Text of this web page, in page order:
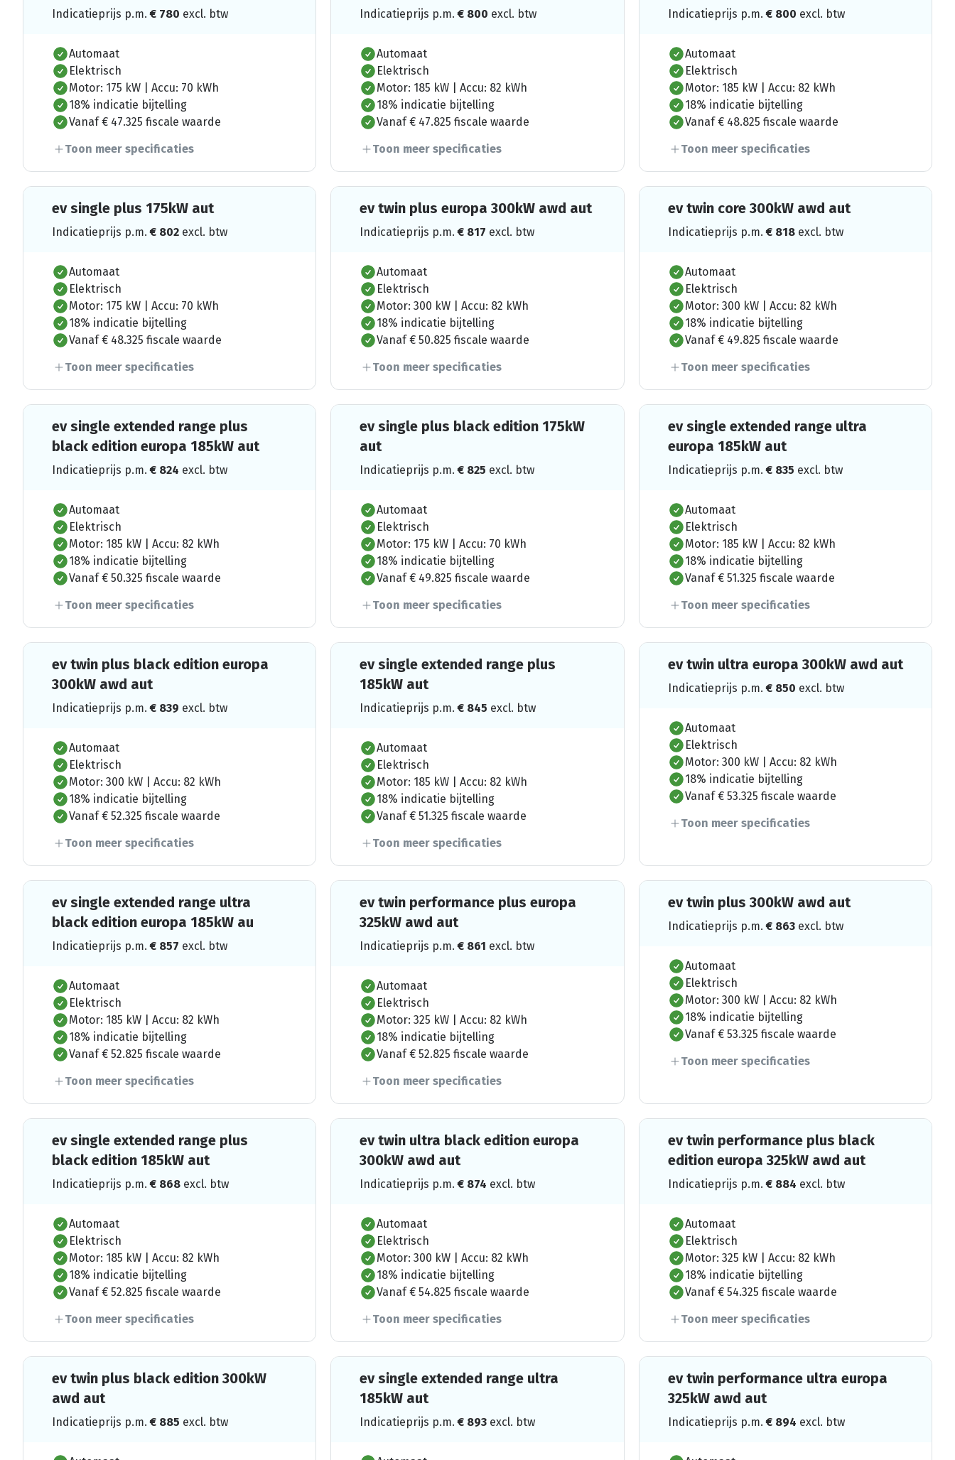
Indicatieprijs p.m.€ 780 excl. btw
Automaat
Elektrisch
Motor: 175 kW | Accu: 70 kWh
18% indicatie bijtelling
Vanaf € 47.325 fiscale waarde
Toon meer specificaties
Indicatieprijs p.m.€ 800 excl. btw
Automaat
Elektrisch
Motor: 185 kW | Accu: 82 kWh
18% indicatie bijtelling
Vanaf € 47.825 fiscale waarde
Toon meer specificaties
Indicatieprijs p.m.€ 800 excl. btw
Automaat
Elektrisch
Motor: 185 kW | Accu: 82 kWh
18% indicatie bijtelling
Vanaf € 48.825 fiscale waarde
Toon meer specificaties
ev single plus 175kW aut
Indicatieprijs p.m.€ 802 excl. btw
Automaat
Elektrisch
Motor: 175 kW | Accu: 70 kWh
18% indicatie bijtelling
Vanaf € 48.325 fiscale waarde
Toon meer specificaties
ev twin plus europa 300kW awd aut
Indicatieprijs p.m.€ 817 excl. btw
Automaat
Elektrisch
Motor: 300 kW | Accu: 82 kWh
18% indicatie bijtelling
Vanaf € 50.825 fiscale waarde
Toon meer specificaties
ev twin core 300kW awd aut
Indicatieprijs p.m.€ 818 excl. btw
Automaat
Elektrisch
Motor: 300 kW | Accu: 82 kWh
18% indicatie bijtelling
Vanaf € 49.825 fiscale waarde
Toon meer specificaties
ev single extended range plus
black edition europa 185kW aut
Indicatieprijs p.m.€ 824 excl. btw
Automaat
Elektrisch
Motor: 185 kW | Accu: 82 kWh
18% indicatie bijtelling
Vanaf € 50.325 fiscale waarde
Toon meer specificaties
ev single plus black edition 175kW
aut
Indicatieprijs p.m.€ 825 excl. btw
Automaat
Elektrisch
Motor: 175 kW | Accu: 70 kWh
18% indicatie bijtelling
Vanaf € 49.825 fiscale waarde
Toon meer specificaties
ev single extended range ultra
europa 185kW aut
Indicatieprijs p.m.€ 835 excl. btw
Automaat
Elektrisch
Motor: 185 kW | Accu: 82 kWh
18% indicatie bijtelling
Vanaf € 51.325 fiscale waarde
Toon meer specificaties
ev twin plus black edition europa
300kW awd aut
Indicatieprijs p.m.€ 839 excl. btw
Automaat
Elektrisch
Motor: 300 kW | Accu: 82 kWh
18% indicatie bijtelling
Vanaf € 52.325 fiscale waarde
Toon meer specificaties
ev single extended range plus
185kW aut
Indicatieprijs p.m.€ 845 excl. btw
Automaat
Elektrisch
Motor: 185 kW | Accu: 82 kWh
18% indicatie bijtelling
Vanaf € 51.325 fiscale waarde
Toon meer specificaties
ev twin ultra europa 300kW awd aut
Indicatieprijs p.m.€ 850 excl. btw
Automaat
Elektrisch
Motor: 300 kW | Accu: 82 kWh
18% indicatie bijtelling
Vanaf € 53.325 fiscale waarde
Toon meer specificaties
ev single extended range ultra
black edition europa 185kW au
Indicatieprijs p.m.€ 857 excl. btw
Automaat
Elektrisch
Motor: 185 kW | Accu: 82 kWh
18% indicatie bijtelling
Vanaf € 52.825 fiscale waarde
Toon meer specificaties
ev twin performance plus europa
325kW awd aut
Indicatieprijs p.m.€ 861 excl. btw
Automaat
Elektrisch
Motor: 325 kW | Accu: 82 kWh
18% indicatie bijtelling
Vanaf € 52.825 fiscale waarde
Toon meer specificaties
ev twin plus 300kW awd aut
Indicatieprijs p.m.€ 863 excl. btw
Automaat
Elektrisch
Motor: 300 kW | Accu: 82 kWh
18% indicatie bijtelling
Vanaf € 53.325 fiscale waarde
Toon meer specificaties
ev single extended range plus
black edition 185kW aut
Indicatieprijs p.m.€ 868 excl. btw
Automaat
Elektrisch
Motor: 185 kW | Accu: 82 kWh
18% indicatie bijtelling
Vanaf € 52.825 fiscale waarde
Toon meer specificaties
ev twin ultra black edition europa
300kW awd aut
Indicatieprijs p.m.€ 874 excl. btw
Automaat
Elektrisch
Motor: 300 kW | Accu: 82 kWh
18% indicatie bijtelling
Vanaf € 54.825 fiscale waarde
Toon meer specificaties
ev twin performance plus black
edition europa 325kW awd aut
Indicatieprijs p.m.€ 884 excl. btw
Automaat
Elektrisch
Motor: 325 kW | Accu: 82 kWh
18% indicatie bijtelling
Vanaf € 54.325 fiscale waarde
Toon meer specificaties
ev twin plus black edition 300kW
awd aut
Indicatieprijs p.m.€ 885 excl. btw
ev single extended range ultra
185kW aut
Indicatieprijs p.m.€ 893 excl. btw
ev twin performance ultra europa
325kW awd aut
Indicatieprijs p.m.€ 894 excl. btw